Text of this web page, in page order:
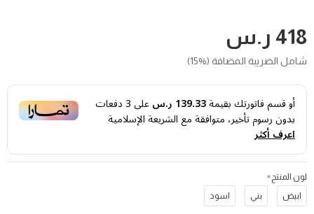
418 ر.س
شامل الضريبة المضافة (%15)
أو قسم فاتورتك بقيمة139.33 ر.س على3دفعات
بدون رسوم تأخير، متوافقة مع الشريعة الإسلامية
اعرف أكثر
لون المنتج
ابيض
بني اسود